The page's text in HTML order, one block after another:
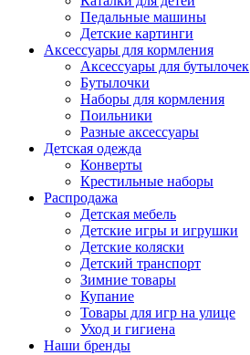
Педальные машины
Детские картинги
Аксессуары для кормления
Аксессуары для бутылочек
Бутылочки
Наборы для кормления
Поильники
Разные аксессуары
Детская одежда
Конверты
Крестильные наборы
Распродажа
Детская мебель
Детские игры и игрушки
Детские коляски
Детский транспорт
Зимние товары
Купание
Товары для игр на улице
Уход и гигиена
Наши бренды